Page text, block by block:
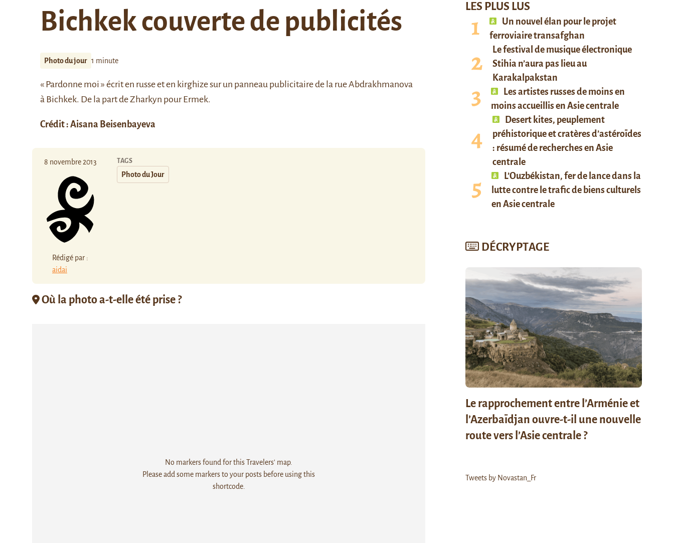
Bichkek couverte de publicités
Photo du jour 1 minute
« Pardonne moi » écrit en russe et en kirghize sur un panneau publicitaire de la rue Abdrakhmanova
à Bichkek. De la part de Zharkyn pour Ermek.
Crédit : Aisana Beisenbayeva
8 novembre 2013
Rédigé par :
aidai
TAGS
Photo du Jour
Où la photo a-t-elle été prise ?
No markers found for this Travelers' map.
Please add some markers to your posts before using this
shortcode.
LES PLUS LUS
Un nouvel élan pour le projet
ferroviaire transafghan
Le festival de musique électronique
Stihia n’aura pas lieu au
Karakalpakstan
Les artistes russes de moins en
moins accueillis en Asie centrale
Desert kites, peuplement
préhistorique et cratères d’astéroïdes
: résumé de recherches en Asie
centrale
L’Ouzbékistan, fer de lance dans la
lutte contre le trafic de biens culturels
en Asie centrale
DÉCRYPTAGE
Le rapprochement entre l’Arménie et
l’Azerbaïdjan ouvre-t-il une nouvelle
route vers l’Asie centrale ?
Tweets by Novastan_Fr